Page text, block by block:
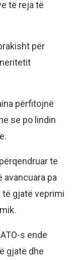
të reja të
për
përfitojnë
se po lindin
te
pa
gjatë veprimi
s ende
gjatë dhe